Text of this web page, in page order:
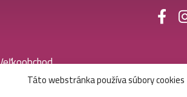
Táto webstránka používa súbory cookies